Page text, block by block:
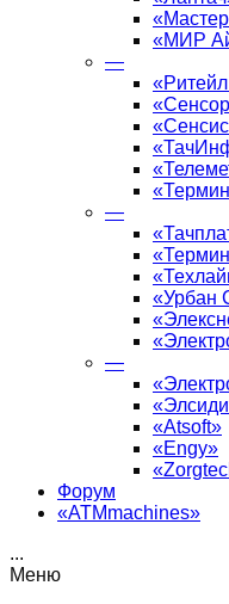
«МИР
—
—
«Урбан
—
«Atsoft»
«Engy»
Форум
«ATMmachines»
...
Меню